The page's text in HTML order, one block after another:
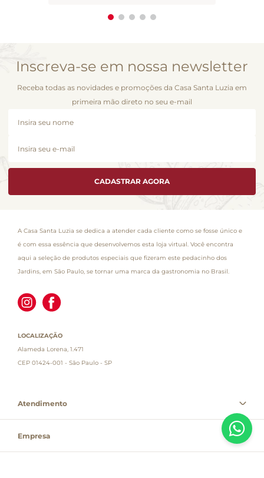
Inscreva-se em nossa newsletter
Receba todas as novidades e promoções da Casa Santa Luzia em
primeira mão direto no seu e-mail
CADASTRAR AGORA
A Casa Santa Luzia se dedica a atender cada cliente como se fosse único e
é com essa essência que desenvolvemos esta loja virtual. Você encontra
aqui a seleção de produtos especiais que fizeram este pedacinho dos
Jardins, em São Paulo, se tornar uma marca da gastronomia no Brasil.
LOCALIZAÇÃO
Alameda Lorena, 1.471
CEP 01424-001 - São Paulo - SP
Atendimento
Empresa